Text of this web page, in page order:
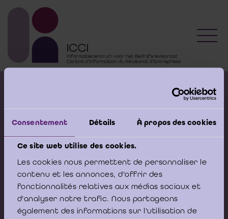
Consentement Détails À propos des cookies
Ce site web utilise des cookies.
Les cookies nous permettent de personnaliser le
contenu et les annonces, d'offrir des
fonctionnalités relatives aux médias sociaux et
d'analyser notre trafic. Nous partageons
également des informations sur l'utilisation de
Modeldocumenten
Boeken
Stel nu uw vraag aan de
Helpdesk van het ICCI